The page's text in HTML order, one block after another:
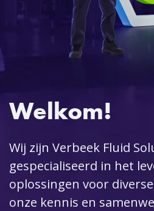
Welkom!
Wij zijn Verbeek Fluid
gespecialiseerd in het
oplossingen voor
onze kennis en